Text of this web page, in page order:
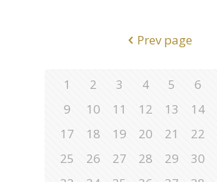
Prev page
1 2 3 4 5 6
9
10 11 12 13 14
17
18 19 20 21 22
25
26 27 28 29 30